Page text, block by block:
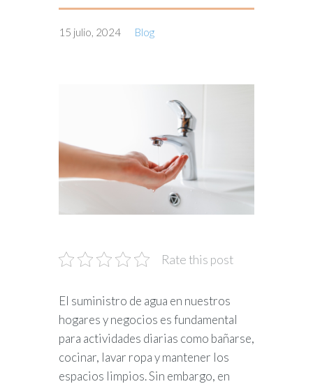
15 julio, 2024 Blog
Rate this post
El suministro de agua en nuestros
hogares y negocios es fundamental
para actividades diarias como bañarse,
cocinar, lavar ropa y mantener los
espacios limpios. Sin embargo, en